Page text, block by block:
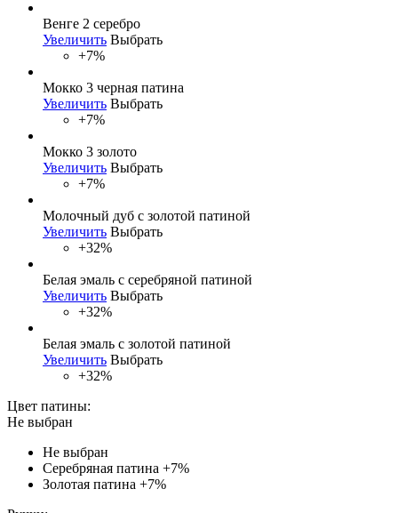
Венге 2 серебро
Увеличить Выбрать
+7%
Мокко 3 черная патина
Увеличить Выбрать
+7%
Мокко 3 золото
Увеличить Выбрать
+7%
Молочный дуб с золотой патиной
Увеличить Выбрать
+32%
Белая эмаль с серебряной патиной
Увеличить Выбрать
+32%
Белая эмаль с золотой патиной
Увеличить Выбрать
+32%
Цвет патины:
Не выбран
Не выбран
Серебряная патина +7%
Золотая патина +7%